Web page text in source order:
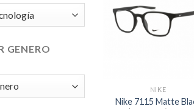
GENERO
NIKE
Nike 7115 Matte